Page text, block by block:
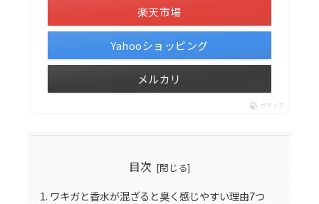
楽天市場
Yahooショッピング
メルカリ
ポチップ
目次
ワキガと香水が混ざると臭く感じやすい理由7つ